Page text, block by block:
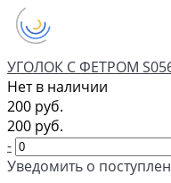
УГОЛОК С ФЕТРОМ
Нет в наличии
200 руб.
200 руб.
-
Уведомить о